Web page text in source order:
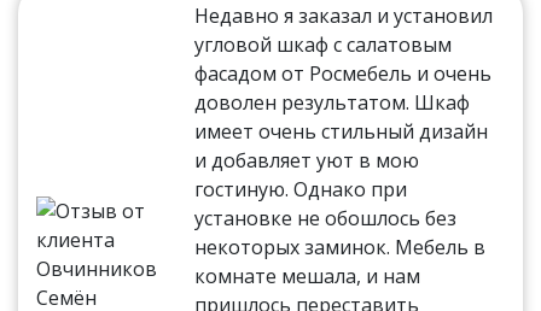
Недавно я заказал и установил
угловой шкаф с салатовым
фасадом от Росмебель и очень
доволен результатом. Шкаф
имеет очень стильный дизайн
и добавляет уют в мою
гостиную. Однако при
установке не обошлось без
некоторых заминок. Мебель в
комнате мешала, и нам
пришлось переставить